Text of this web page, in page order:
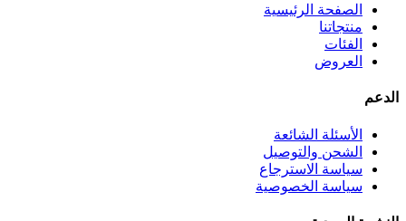
الصفحة الرئيسية
منتجاتنا
الفئات
العروض
الدعم
الأسئلة الشائعة
الشحن والتوصيل
سياسة الاسترجاع
سياسة الخصوصية